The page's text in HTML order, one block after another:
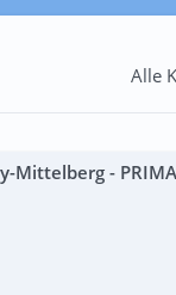
Alle
Mittelberg -